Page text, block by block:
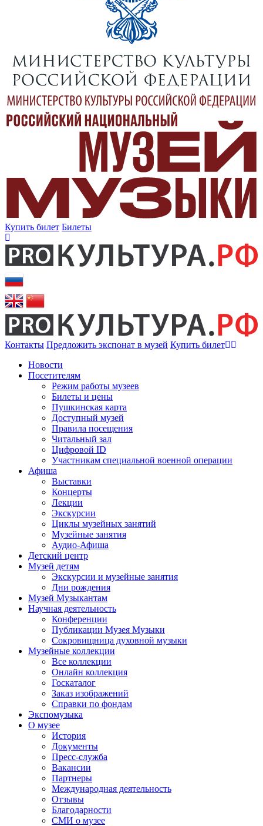
Купить билет Билеты
Контакты Предложить экспонат в музей Купить билет
Новости
Посетителям
Режим работы музеев
Билеты и цены
Пушкинская карта
Доступный музей
Правила посещения
Читальный зал
Цифровой ID
Участникам специальной военной операции
Афиша
Выставки
Концерты
Лекции
Экскурсии
Циклы музейных занятий
Музейные занятия
Аудио-Афиша
Детский центр
Музей детям
Экскурсии и музейные занятия
Дни рождения
Музей Музыкантам
Научная деятельность
Конференции
Публикации Музея Музыки
Сокровищница духовной музыки
Музейные коллекции
Все коллекции
Онлайн коллекция
Госкаталог
Заказ изображений
Справки по фондам
Экспомузыка
О музее
История
Документы
Пресс-служба
Вакансии
Партнеры
Международная деятельность
Отзывы
Благодарности
СМИ о музее